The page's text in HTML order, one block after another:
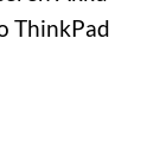
ThinkPad